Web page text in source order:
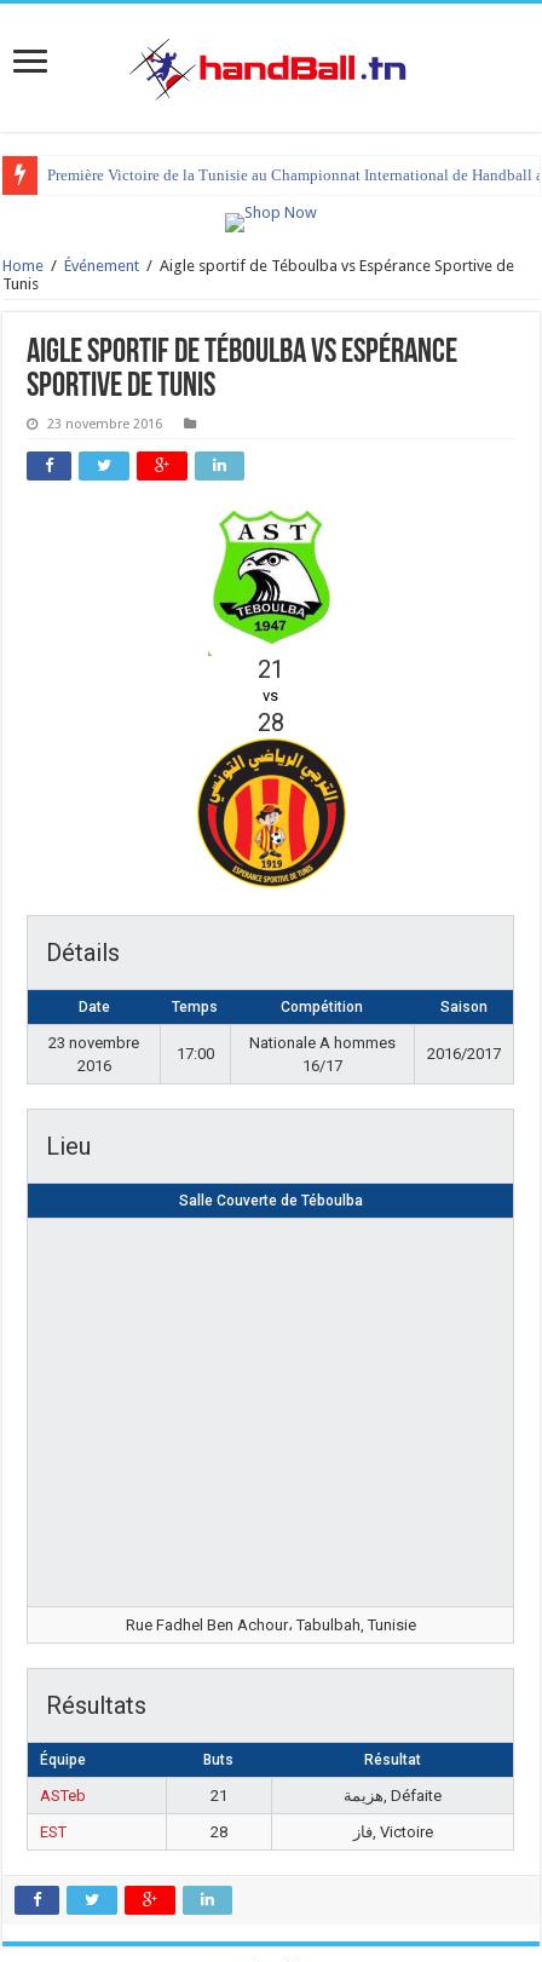
Première Victoire de la Tunisie au Championnat International de Handball
Home / Événement / Aigle sportif de Téboulba vs Espérance Sportive de
Tunis
Aigle sportif de Téboulba vs Espérance
Sportive de Tunis
23 novembre 2016
21
vs
28
Détails
Date Temps Compétition Saison
23 novembre
2016
17:00
Nationale A hommes
16/17
2016/2017
Lieu
Salle Couverte de Téboulba
Rue Fadhel Ben Achour، Tabulbah, Tunisie
Résultats
Équipe Buts Résultat
ASTeb 21
هزيمة, Défaite
EST
28 فاز, Victoire